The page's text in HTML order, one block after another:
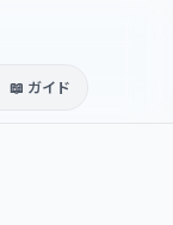
📖 ガイド